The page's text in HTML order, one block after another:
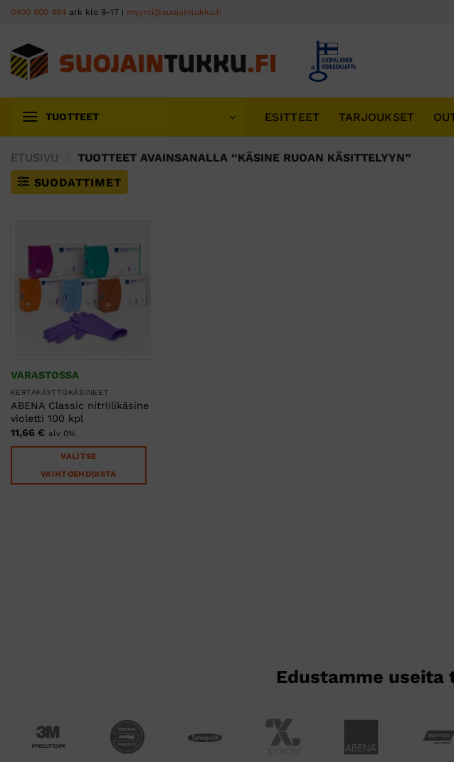
Skip
content
0400 600 484 ark klo 9-17 | myynti@suojaintukku.fi
TUOTTEET ESITTEET TARJOUKSET
ETUSIVU
TUOTTEET AVAINSANALLA “KÄSINE RUOAN KÄSITTELYYN”
SUODATTIMET
VARASTOSSA
KERTAKÄYTTÖKÄSINEET
ABENA Classic nitriilikäsine
violetti 100 kpl
11,66 € alv 0%
VALITSE
VAIHTOEHDOISTA
Edustamme